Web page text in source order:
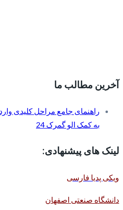
آخرین مطالب ما
راهنمای جامع مراحل کلیدی
به کمک الو گمرک 24
لینک های پیشنهادی:
ویکی پدیا فارسی
دانشگاه صنعتی اصفهان